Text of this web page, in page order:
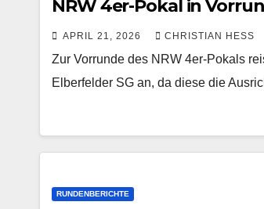
NRW 4er-Pokal in
APRIL 21, 2026 CHRISTIAN HESS
Zur Vorrunde des NRW 4er-Pokals
Elberfelder SG an, da diese die
RUNDENBERICHTE